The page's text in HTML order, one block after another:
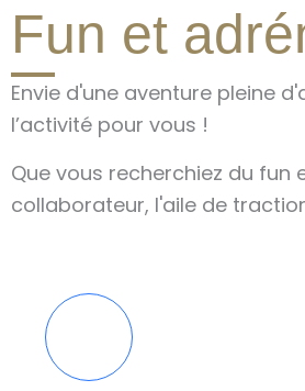
Fun et
Envie d'une aventure pleine
l’activité pour vous !
Que vous recherchiez du
collaborateur, l'aile de